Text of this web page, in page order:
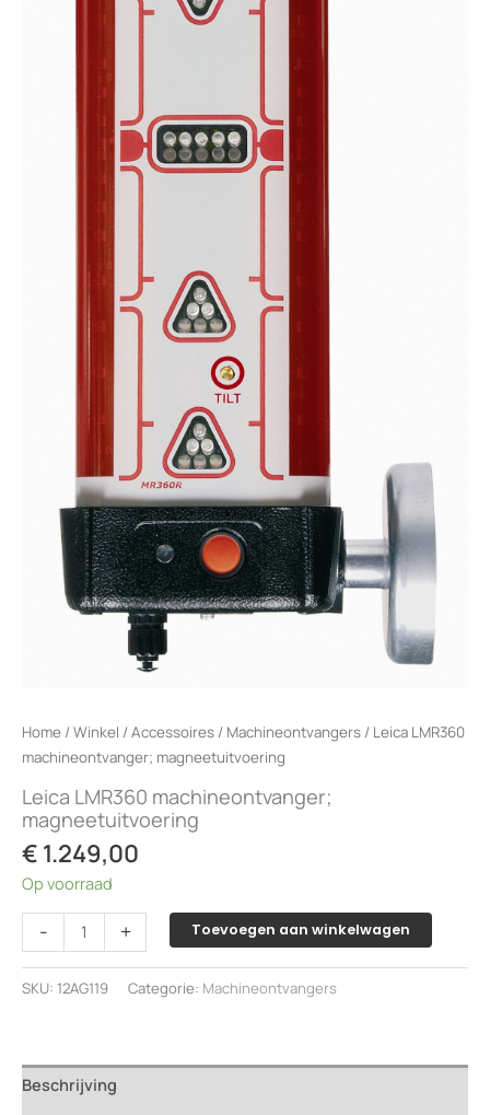
Home /Winkel /Accessoires / Machineontvangers / Leica LMR360
machineontvanger; magneetuitvoering
Leica LMR360 machineontvanger;
magneetuitvoering
€ 1.249,00
Op voorraad
-
LMR360
machineontvanger;
magneetuitvoering
+ Toevoegen aan winkelwagen
SKU: 12AG119 Categorie: Machineontvangers
Beschrijving